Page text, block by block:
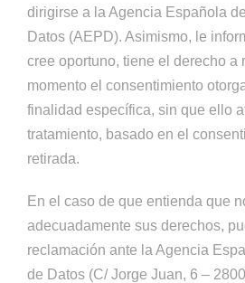
dirigirse a la Agencia Española
Datos (AEPD). Asimismo, le
cree oportuno, tiene el derecho a
momento el consentimiento
finalidad específica, sin que ello
tratamiento, basado en el
retirada.
En el caso de que entienda que
adecuadamente sus derechos,
reclamación ante la Agencia
de Datos (C/ Jorge Juan, 6 –